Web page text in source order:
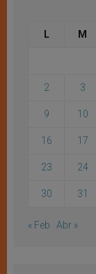
L M
2 3
9 10
16 17
23 24
30 31
« Feb Abr »